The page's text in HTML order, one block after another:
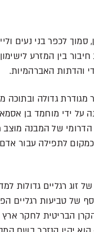
לכפר בני נעים
בין המזרע
והדתות האברהמיות.
גדולה
על ידי מוחמד בן
כלומר בספטמבר 963. בקיר
לתפילה עבור
רגליים גדולות
של טביעות רגליים